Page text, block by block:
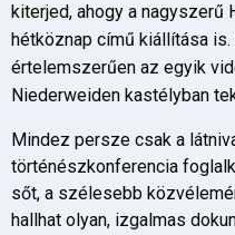
kiterjed, ahogy a nagyszerű
hétköznap című kiállítása
értelemszerűen az egyik
Niederweiden kastélyban
Mindez persze csak a
történészkonferencia
sőt, a szélesebb
hallhat olyan, izgalmas